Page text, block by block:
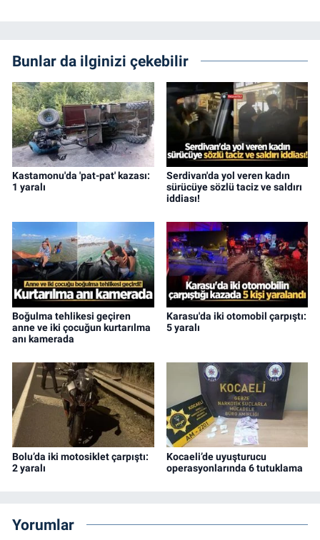
Bunlar da ilginizi çekebilir
Kastamonu'da 'pat-pat' kazası:
1 yaralı
Serdivan'da yol veren kadın
sürücüye sözlü taciz ve saldırı
iddiası!
Boğulma tehlikesi geçiren
anne ve iki çocuğun kurtarılma
anı kamerada
Karasu'da iki otomobil çarpıştı:
5 yaralı
Bolu’da iki motosiklet çarpıştı:
2 yaralı
Kocaeli’de uyuşturucu
operasyonlarında 6 tutuklama
Yorumlar